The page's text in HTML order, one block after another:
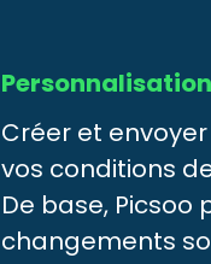
Créer et
vos conditions
De base,
changements